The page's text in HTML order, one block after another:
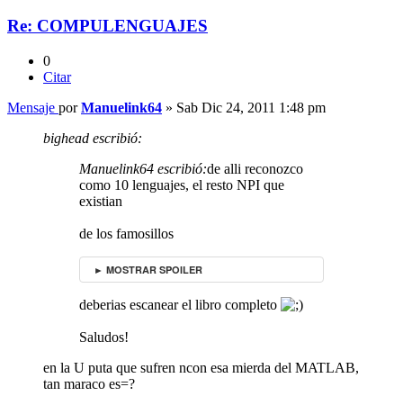
Re: COMPULENGUAJES
0
Citar
Mensaje porManuelink64 » Sab Dic 24, 2011 1:48 pm
bighead escribió:
Manuelink64 escribió:de alli reconozco
como 10 lenguajes, el resto NPI que
existian
de los famosillos
► MOSTRAR SPOILER
deberias escanear el libro completo
Saludos!
en la U puta que sufren ncon esa mierda del MATLAB,
tan maraco es=?